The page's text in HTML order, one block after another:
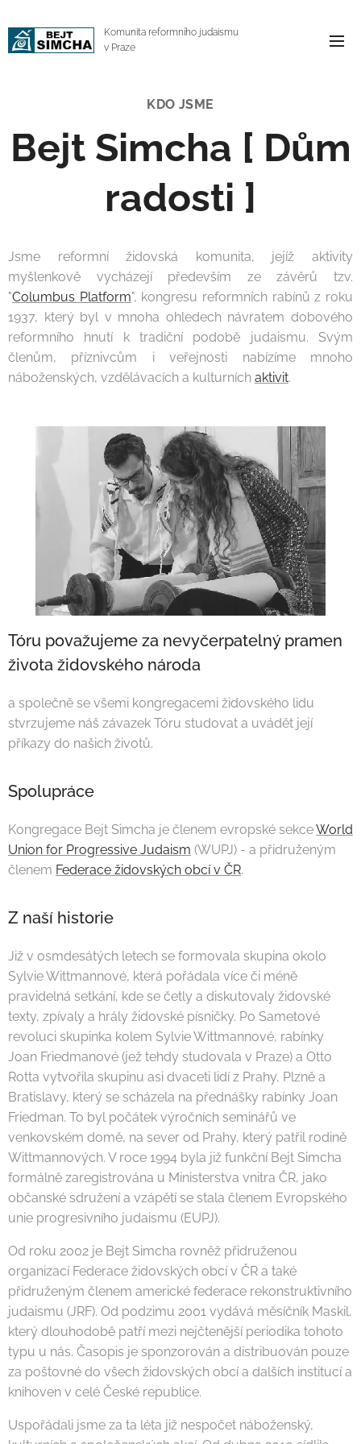
Komunita reformního judaismu
v Praze
KDO JSME
Bejt Simcha [ Dům
radosti ]
Jsme reformní židovská komunita, jejíž aktivity
myšlenkově vycházejí především ze závěrů tzv.
"Columbus Platform", kongresu reformních rabínů z roku
1937, který byl v mnoha ohledech návratem dobového
reformního hnutí k tradiční podobě judaismu. Svým
členům, příznivcům i veřejnosti nabízíme mnoho
náboženských, vzdělávacích a kulturních aktivit.
Tóru považujeme za nevyčerpatelný pramen
života židovského národa
a společně se všemi kongregacemi židovského lidu
stvrzujeme náš závazek Tóru studovat a uvádět její
příkazy do našich životů.
Spolupráce
Kongregace Bejt Simcha je členem evropské sekceWorld
Union for Progressive Judaism (WUPJ) - a přidruženým
členem Federace židovských obcí v ČR.
Z naší historie
Již v osmdesátých letech se formovala skupina okolo
Sylvie Wittmannové, která pořádala více či méně
pravidelná setkání, kde se četly a diskutovaly židovské
texty, zpívaly a hrály židovské písničky. Po Sametové
revoluci skupinka kolem Sylvie Wittmannové, rabínky
Joan Friedmanové (jež tehdy studovala v Praze) a Otto
Rotta vytvořila skupinu asi dvaceti lidí z Prahy, Plzně a
Bratislavy, který se scházela na přednášky rabínky Joan
Friedman. To byl počátek výročních seminářů ve
venkovském domě, na sever od Prahy, který patřil rodině
Wittmannových. V roce 1994 byla již funkční Bejt Simcha
formálně zaregistrována u Ministerstva vnitra ČR, jako
občanské sdružení a vzápětí se stala členem Evropského
unie progresivního judaismu (EUPJ).
Od roku 2002 je Bejt Simcha rovněž přidruženou
organizací Federace židovských obcí v ČR a také
přidruženým členem americké federace rekonstruktivního
judaismu (JRF). Od podzimu 2001 vydává měsíčník Maskil,
který dlouhodobě patří mezi nejčtenější periodika tohoto
typu u nás. Časopis je sponzorován a distribuován pouze
za poštovné do všech židovských obcí a dalších institucí a
knihoven v celé České republice.
Uspořádali jsme za ta léta již nespočet náboženský,